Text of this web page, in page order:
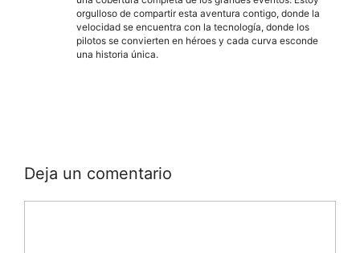
orgulloso de compartir esta aventura contigo, donde la
velocidad se encuentra con la tecnología, donde los
pilotos se convierten en héroes y cada curva esconde
una historia única.
Deja un comentario